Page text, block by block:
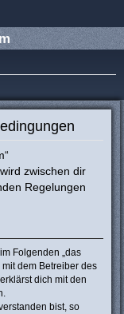
zwischen dir
Regelungen
Folgenden „das
dem Betreiber des
dich mit den
bist, so